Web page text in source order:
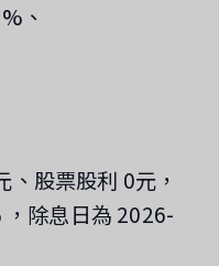
、
股票股利 0元，
，除息日為 2026-